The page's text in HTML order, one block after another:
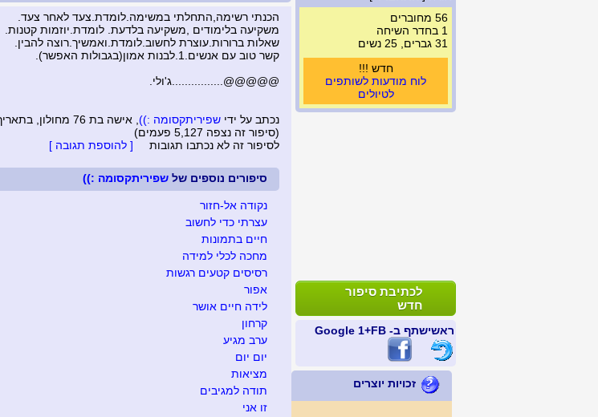
56 מחוברים
1 בחדר השיחה
31 גברים, 25 נשים
חדש !!!
לוח מודעות לשותפים
לטיולים
לכתיבת סיפור
חדש
ראשישתף ב- FB +1 Google
זכויות יוצרים
הכנתי רשימה,התחלתי במשימה.לומדת.צעד לאחר צעד.
משקיעה בלימודים ,משקיעה בלדעת. לומדת.יוזמות קטנות.
שאלות ברורות.עוצרת לחשוב.לומדת.ואמשיך.רוצה להבין.
קשר טוב עם אנשים.1.לבנות אמון(בגבולות האפשר).
@@@@@................ג'ולי.
נכתב על ידי שפיריתקסומה :)) , אישה בת 76 מחולון, בתאריך 09/08/2010
(סיפור זה נצפה 5,127 פעמים)
לסיפור זה לא נכתבו תגובות [ להוספת תגובה ]
סיפורים נוספים של שפיריתקסומה :))
נקודה אל-חזור
עצרתי כדי לחשוב
חיים בתמונות
מחכה לכלי למידה
רסיסים קטעים רגשות
אפור
לידה חיים אושר
קרחון
ערב מגיע
יום יום
מציאות
תודה למגיבים
זו אני